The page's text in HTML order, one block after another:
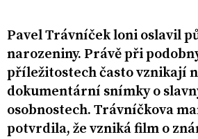
Pavel Trávníček loni oslavil
narozeniny. Právě při
příležitostech často vznikají
dokumentární snímky o
osobnostech. Trávníčkova
potvrdila, že vzniká film o